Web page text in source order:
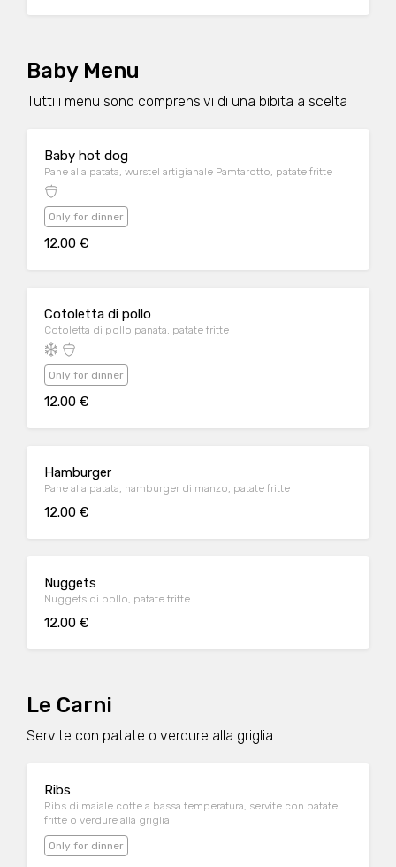
Baby Menu
Tutti i menu sono comprensivi di una bibita a scelta
Baby hot dog
Pane alla patata, wurstel artigianale Pamtarotto, patate fritte
Only for dinner
12.00 €
Cotoletta di pollo
Cotoletta di pollo panata, patate fritte
Only for dinner
12.00 €
Hamburger
Pane alla patata, hamburger di manzo, patate fritte
12.00 €
Nuggets
Nuggets di pollo, patate fritte
12.00 €
Le Carni
Servite con patate o verdure alla griglia
Ribs
Ribs di maiale cotte a bassa temperatura, servite con patate
fritte o verdure alla griglia
Only for dinner